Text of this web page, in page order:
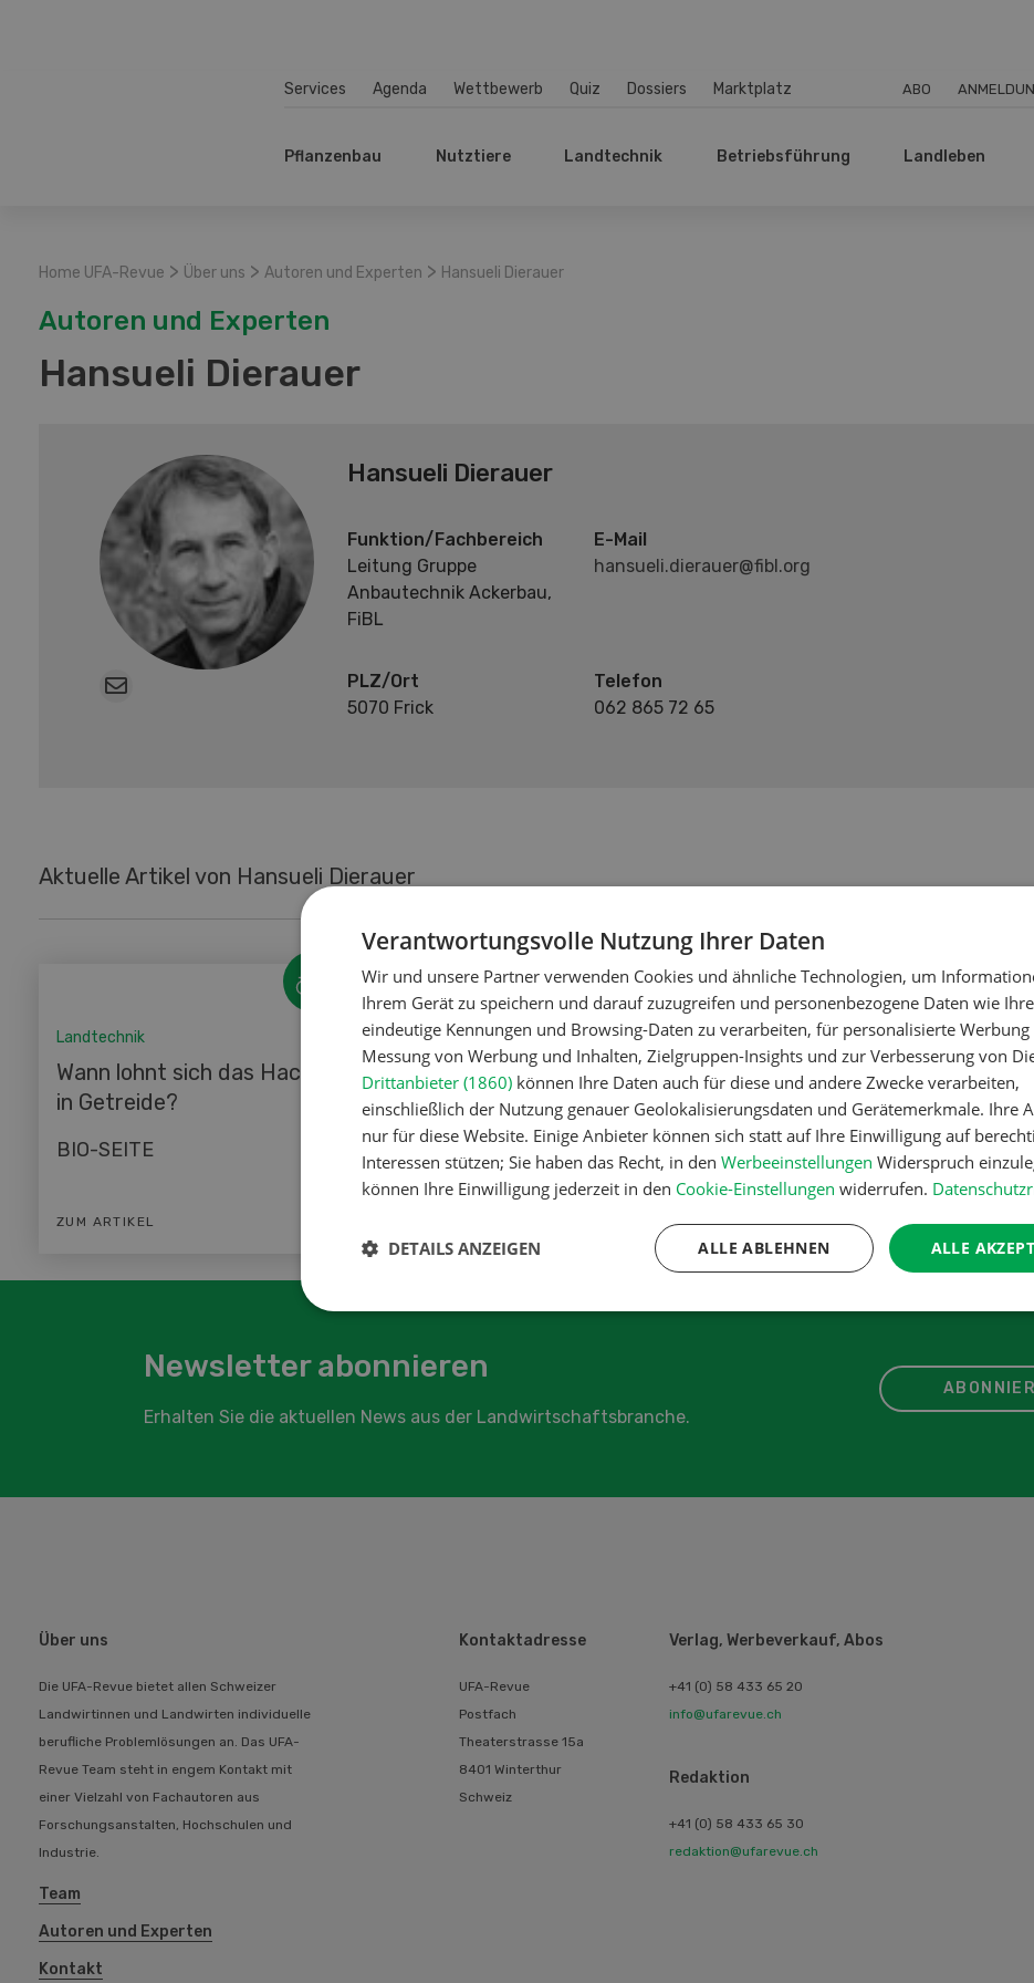
Services Agenda Wettbewerb Quiz Dossiers Marktplatz ABO
Pflanzenbau Nutztiere Landtechnik Betriebsführung Landleben
Home UFA-Revue > Über uns > Autoren und Experten > Hansueli Dierauer
Autoren und Experten
Hansueli Dierauer
Hansueli Dierauer
Funktion/Fachbereich
Leitung Gruppe
Anbautechnik Ackerbau,
FiBL
E-Mail
hansueli.dierauer@fibl.org
PLZ/Ort
5070 Frick
Telefon
062 865 72 65
Aktuelle Artikel von Hansueli Dierauer
Landtechnik
Wann lohnt sich das Hacken
in Getreide?
BIO-SEITE
ZUM ARTIKEL
Landtechnik
Hackstriegel
Landtechnik
Newsletter abonnieren
Erhalten Sie die aktuellen News aus der Landwirtschaftsbranche.
Über uns
Die UFA-Revue bietet allen Schweizer
Landwirtinnen und Landwirten individuelle
berufliche Problemlösungen an. Das UFA-
Revue Team steht in engem Kontakt mit
einer Vielzahl von Fachautoren aus
Forschungsanstalten, Hochschulen und
Industrie.
Team
Autoren und Experten
Kontakt
Kontaktadresse
UFA-Revue
Postfach
Theaterstrasse 15a
8401 Winterthur
Schweiz
Verlag, Werbeverkauf, Abos
+41 (0) 58 433 65 20
info@ufarevue.ch
Redaktion
+41 (0) 58 433 65 30
redaktion@ufarevue.ch
Verantwortungsvolle Nutzung Ihrer Daten
Wir und unsere Partner verwenden Cookies und ähnliche Technologien, um
Ihrem Gerät zu speichern und darauf zuzugreifen und personenbezogene Daten wie
eindeutige Kennungen und Browsing-Daten zu verarbeiten, für personalisierte
Messung von Werbung und Inhalten, Zielgruppen-Insights und zur Verbesserung von
Drittanbieter (1860) können Ihre Daten auch für diese und andere Zwecke verarbeiten,
einschließlich der Nutzung genauer Geolokalisierungsdaten und Gerätemerkmale. Ihre
nur für diese Website. Einige Anbieter können sich statt auf Ihre Einwilligung auf
Interessen stützen; Sie haben das Recht, in den Werbeeinstellungen Widerspruch
können Ihre Einwilligung jederzeit in den Cookie-Einstellungen widerrufen.
ALLE
ALLE ABLEHNEN
DETAILS ANZEIGEN